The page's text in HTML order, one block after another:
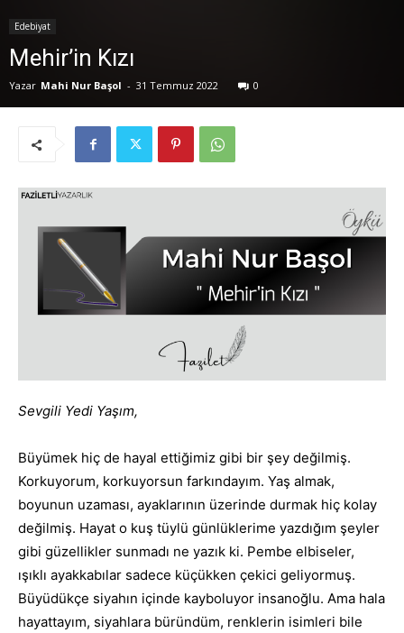
Edebiyat
Mehir’in Kızı
Yazar Mahi Nur Başol - 31 Temmuz 2022 0
Sevgili Yedi Yaşım,
Büyümek hiç de hayal ettiğimiz gibi bir şey değilmiş.
Korkuyorum, korkuyorsun farkındayım. Yaş almak,
boyunun uzaması, ayaklarının üzerinde durmak hiç kolay
değilmiş. Hayat o kuş tüylü günlüklerime yazdığım şeyler
gibi güzellikler sunmadı ne yazık ki. Pembe elbiseler,
ışıklı ayakkabılar sadece küçükken çekici geliyormuş.
Büyüdükçe siyahın içinde kayboluyor insanoğlu. Ama hala
hayattayım, siyahlara büründüm, renklerin isimleri bile